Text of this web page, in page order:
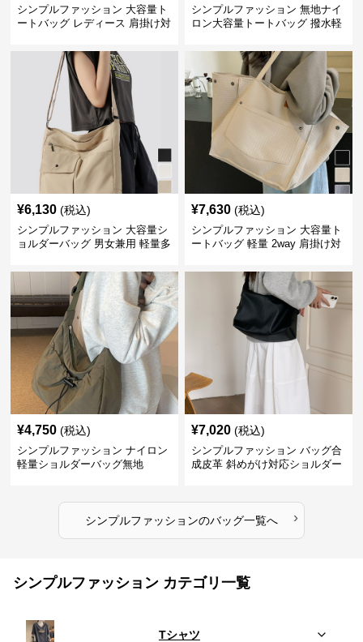
シンプルファッション 大容量ト
ートバッグ レディース 肩掛け対
シンプルファッション 無地ナイ
ロン大容量トートバッグ 撥水軽
¥6,130 (税込)
シンプルファッション 大容量シ
ョルダーバッグ 男女兼用 軽量多
¥7,630 (税込)
シンプルファッション 大容量ト
ートバッグ 軽量 2way 肩掛け対
¥4,750 (税込)
シンプルファッション ナイロン
軽量ショルダーバッグ無地
¥7,020 (税込)
シンプルファッション バッグ合
成皮革 斜めがけ対応ショルダー
シンプルファッションのバッグ一覧へ ›
シンプルファッション カテゴリ一覧
Tシャツ